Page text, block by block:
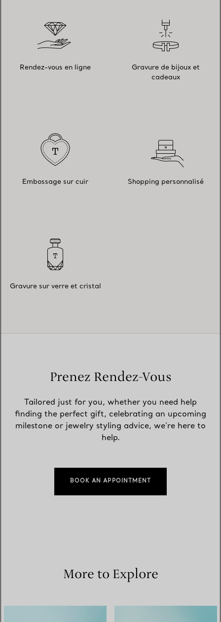
Rendez-vous en ligne
Gravure de bijoux et
cadeaux
Embossage sur cuir Shopping personnalisé
Gravure sur verre et cristal
Prenez Rendez-Vous
Tailored just for you, whether you need help
finding the perfect gift, celebrating an upcoming
milestone or jewelry styling advice, we’re here to
help.
BOOK AN APPOINTMENT
More to Explore